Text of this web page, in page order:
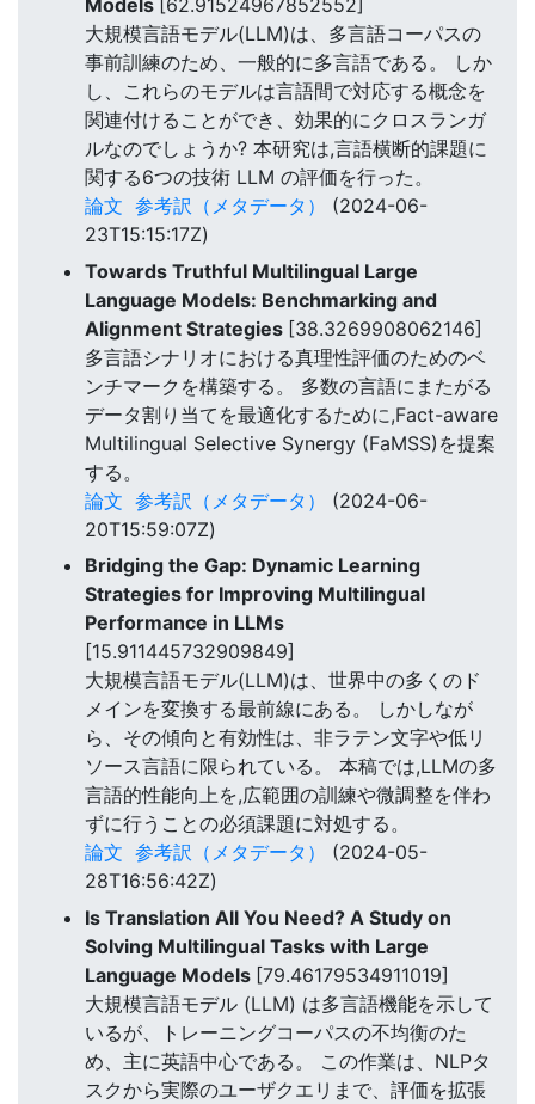
Models [62.91524967852552]
大規模言語モデル(LLM)は、多言語コーパスの
事前訓練のため、一般的に多言語である。 しか
し、これらのモデルは言語間で対応する概念を
関連付けることができ、効果的にクロスランガ
ルなのでしょうか? 本研究は,言語横断的課題に
関する6つの技術 LLM の評価を行った。
論文 参考訳（メタデータ）
(2024-06-
23T15:15:17Z)
Towards Truthful Multilingual Large
Language Models: Benchmarking and
Alignment Strategies [38.3269908062146]
多言語シナリオにおける真理性評価のためのベ
ンチマークを構築する。 多数の言語にまたがる
データ割り当てを最適化するために,Fact-aware
Multilingual Selective Synergy (FaMSS)を提案
する。
論文 参考訳（メタデータ）
(2024-06-
20T15:59:07Z)
Bridging the Gap: Dynamic Learning
Strategies for Improving Multilingual
Performance in LLMs
[15.911445732909849]
大規模言語モデル(LLM)は、世界中の多くのド
メインを変換する最前線にある。 しかしなが
ら、その傾向と有効性は、非ラテン文字や低リ
ソース言語に限られている。 本稿では,LLMの多
言語的性能向上を,広範囲の訓練や微調整を伴わ
ずに行うことの必須課題に対処する。
論文 参考訳（メタデータ）
(2024-05-
28T16:56:42Z)
Is Translation All You Need? A Study on
Solving Multilingual Tasks with Large
Language Models [79.46179534911019]
大規模言語モデル (LLM) は多言語機能を示して
いるが、トレーニングコーパスの不均衡のた
め、主に英語中心である。 この作業は、NLPタ
スクから実際のユーザクエリまで、評価を拡張